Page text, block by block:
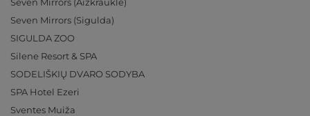
Seven Mirrors (Sigulda)
SIGULDA ZOO
Silene Resort & SPA
SODELIŠKIŲ DVARO SODYBA
SPA Hotel Ezeri
Sventes Muiža